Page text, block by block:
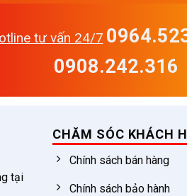
tư vấn 24/7
0908.242.316
tại
CHĂM SÓC KHÁCH
Chính sách bán hàng
Chính sách bảo hành